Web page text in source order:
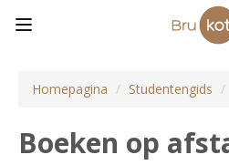
Homepagina / Studentengids /
Boeken op